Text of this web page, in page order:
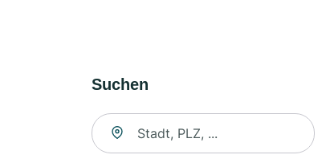
Suchen
Suche nach Ort